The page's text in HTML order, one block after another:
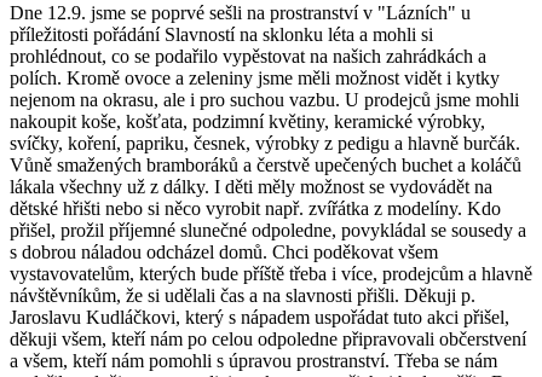
Dne 12.9. jsme se poprvé sešli na prostranství v "Lázních" u
příležitosti pořádání Slavností na sklonku léta a mohli si
prohlédnout, co se podařilo vypěstovat na našich zahrádkách a
polích. Kromě ovoce a zeleniny jsme měli možnost vidět i kytky
nejenom na okrasu, ale i pro suchou vazbu. U prodejců jsme mohli
nakoupit koše, košťata, podzimní květiny, keramické výrobky,
svíčky, koření, papriku, česnek, výrobky z pedigu a hlavně burčák.
Vůně smažených bramboráků a čerstvě upečených buchet a koláčů
lákala všechny už z dálky. I děti měly možnost se vydovádět na
dětské hřišti nebo si něco vyrobit např. zvířátka z modelíny. Kdo
přišel, prožil příjemné slunečné odpoledne, povykládal se sousedy a
s dobrou náladou odcházel domů. Chci poděkovat všem
vystavovatelům, kterých bude příště třeba i více, prodejcům a hlavně
návštěvníkům, že si udělali čas a na slavnosti přišli. Děkuji p.
Jaroslavu Kudláčkovi, který s nápadem uspořádat tuto akci přišel,
děkuji všem, kteří nám po celou odpoledne připravovali občerstvení
a všem, kteří nám pomohli s úpravou prostranství. Třeba se nám